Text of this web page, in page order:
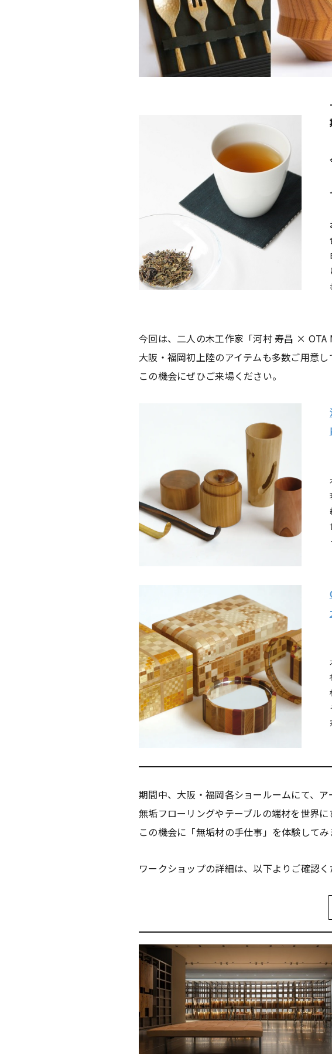
今回は、二人の木工作家「河村 寿昌 × OTA
大阪・福岡初上陸のアイテムも多数ご用意し
この機会にぜひご来場ください。
期間中、大阪・福岡各ショールームにて、
無垢フローリングやテーブルの端材を世界
この機会に「無垢材の手仕事」を体験してみ
ワークショップの詳細は、以下よりご確認く